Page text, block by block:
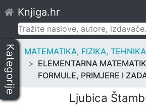
to
content
Knjiga.hr
Pretraži:
Kategorije
MATEMATIKA, FIZIKA, TEHNIKA
ELEMENTARNA
FORMULE, PRIMJERE I
Ljubica